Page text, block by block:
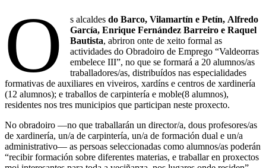
O s alcaldesdo Barco, Vilamartín e Petín, Alfredo
García, Enrique Fernández Barreiro e Raquel
Bautista, abriron onte de xeito formal as
actividades do Obradoiro de Emprego “Valdeorras
embelece III”, no que se formará a 20 alumnos/as
traballadores/as, distribuídos nas especialidades
formativas de auxiliares en viveiros, xardíns e centros de xardinería
(12 alumnos); e traballos de carpintería e moble(8 alumnos),
residentes nos tres municipios que participan neste proxecto.
No obradoiro —no que traballarán un director/a, dous profesores/as
de xardinería, un/a de carpintería, un/a de formación dual e un/a
administrativo— as persoas seleccionadas como alumnos/as poderán
“recibir formación sobre diferentes materias, e traballar en proxectos